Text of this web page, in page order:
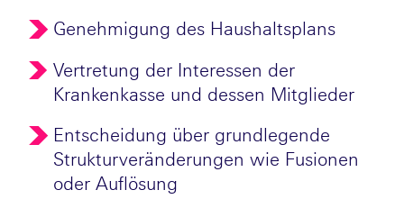
Genehmigung des Haushaltsplans
Vertretung der Interessen der
Krankenkasse und dessen Mitglieder
Entscheidung über grundlegende
Strukturveränderungen wie Fusionen
oder Auflösung